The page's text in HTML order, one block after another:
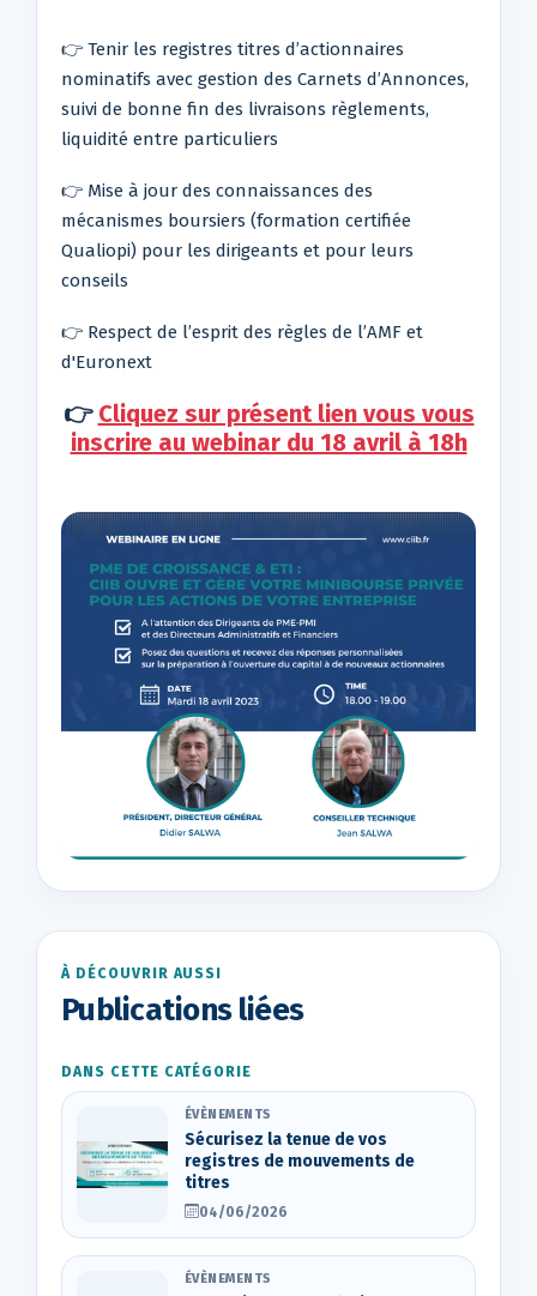
👉 Tenir les registres titres d’actionnaires
nominatifs avec gestion des Carnets d’Annonces,
suivi de bonne fin des livraisons règlements,
liquidité entre particuliers
👉 Mise à jour des connaissances des
mécanismes boursiers (formation certifiée
Qualiopi) pour les dirigeants et pour leurs
conseils
👉 Respect de l’esprit des règles de l’AMF et
d'Euronext
👉 Cliquez sur présent lien vous vous
inscrire au webinar du 18 avril à 18h
À DÉCOUVRIR AUSSI
Publications liées
DANS CETTE CATÉGORIE
ÉVÈNEMENTS
Sécurisez la tenue de vos
registres de mouvements de
titres
04/06/2026
ÉVÈNEMENTS